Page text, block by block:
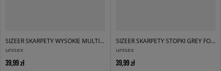
SIZEER SKARPETY WYSOKIE MULTI WYSOKIE
unisex
39,99 zł
SIZEER SKARPETY STOPKI GREY FOOTIES
unisex
39,99 zł